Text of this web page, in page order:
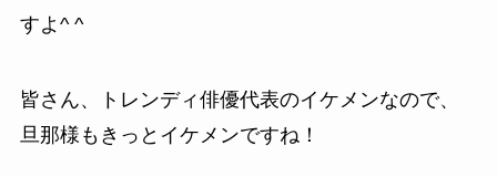
すよ^ ^
皆さん、トレンディ俳優代表のイケメンなので、
旦那様もきっとイケメンですね！